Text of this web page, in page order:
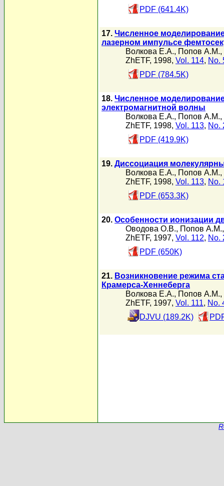
PDF (641.4K)
17. Численное
лазерном импульсе
Волкова Е.А., Попов А.М.,
ZhETF, 1998, Vol. 114, No.
PDF (784.5K)
18. Численное
электромагнитной волны
Волкова Е.А., Попов А.М.,
ZhETF, 1998, Vol. 113, No.
PDF (419.9K)
19. Диссоциация
Волкова Е.А., Попов А.М.,
ZhETF, 1998, Vol. 113, No.
PDF (653.3K)
20. Особенности ионизации
Оводова О.В., Попов А.М.
ZhETF, 1997, Vol. 112, No.
PDF (650K)
21. Возникновение режима
Крамерса-Хеннеберга
Волкова Е.А., Попов А.М.,
ZhETF, 1997, Vol. 111, No.
DJVU (189.2K)